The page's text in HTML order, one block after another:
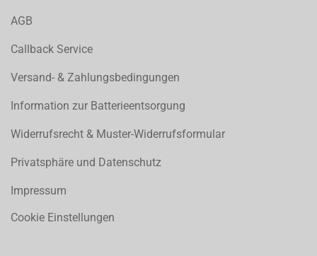
AGB
Callback Service
Versand- & Zahlungsbedingungen
Information zur Batterieentsorgung
Widerrufsrecht & Muster-Widerrufsformular
Privatsphäre und Datenschutz
Impressum
Cookie Einstellungen